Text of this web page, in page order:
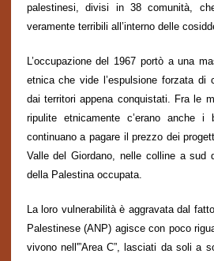
palestinesi, divisi in 38 comunità,
veramente terribili all’interno delle
L’occupazione del 1967 portò a una
etnica che vide l’espulsione forzata di
dai territori appena conquistati. Fra le
ripulite etnicamente c’erano anche i
continuano a pagare il prezzo dei
Valle del Giordano, nelle colline a sud
della Palestina occupata.
La loro vulnerabilità è aggravata dal
Palestinese (ANP) agisce con poco
vivono nell'”Area C”, lasciati da soli a